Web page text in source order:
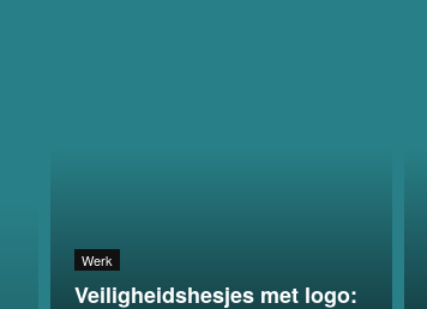
Werk
Veiligheidshesjes met logo: